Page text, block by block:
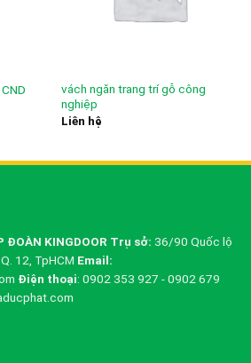
vách ngăn trang trí gỗ công
nghiệp
Liên hệ
ĐOÀN KINGDOOR Trụ sở: 36/90 Quốc lộ
12, TpHCM Email:
Điện thoại: 0902 353 927 - 0902 679